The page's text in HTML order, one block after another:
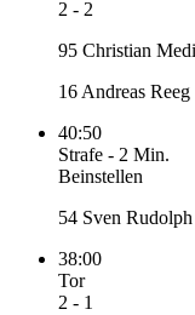
2 - 2
95 Christian
16 Andreas Reeg
40:50
Strafe - 2 Min.
Beinstellen
54 Sven Rudolph
38:00
Tor
2 - 1